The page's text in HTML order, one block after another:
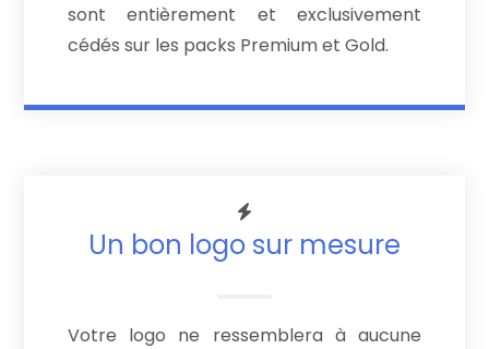
sont entièrement et exclusivement
cédés sur les packs Premium et Gold.
Un bon logo sur mesure
Votre logo ne ressemblera à aucune